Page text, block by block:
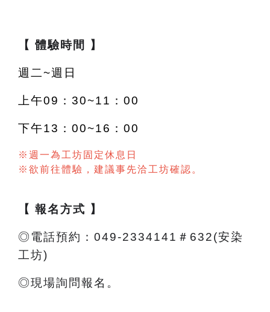
【 體驗時間 】
週二~週日
上午09：30~11：00
下午13：00~16：00
※週一為工坊固定休息日
※欲前往體驗，建議事先洽工坊確認。
【 報名方式 】
◎電話預約：049-2334141＃632(安染
工坊)
◎現場詢問報名。